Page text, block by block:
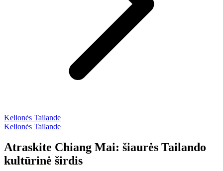
Kelionės Tailande
Kelionės Tailande
Atraskite Chiang Mai: šiaurės Tailando
kultūrinė širdis